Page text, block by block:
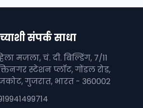
संपर्क साधा
मजला, चं. दी. बिल्डिंग, 7/11
स्टेशन प्लॉट, गोंडल रोड,
गुजरात, भारत - 360002